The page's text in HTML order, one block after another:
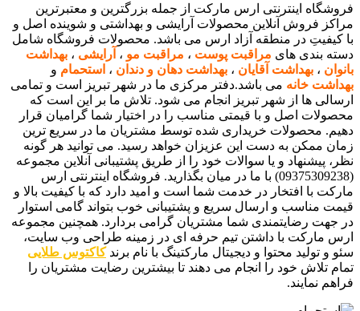
فروشگاه اینترنتی ارس مارکت از جمله بزرگترین و معتبرترین
مراکز فروش آنلاین محصولات آرایشی و بهداشتی و شوینده اصل و
با کیفیتِ در منطقه آزاد ارس می باشد. محصولات فروشگاه شامل
دسته بندی های مراقبت پوست ، مراقبت مو ، آرایشی ، بهداشت
بانوان ، بهداشت آقایان ، بهداشت دهان و دندان ، استحمام و
بهداشت خانه می باشد.دفتر مرکزی ما در شهر تبریز است و تمامی
ارسالی ها از شهر تبریز انجام می شود. تلاش ما بر این است که
محصولات اصل و با قیمتی مناسب را در اختیار شما گرامیان قرار
دهیم. محصولات خریداری شده توسط مشتریان ما در سریع ترین
زمان ممکن به دست این عزیزان خواهد رسید. می توانید هر گونه
نظر، پیشنهاد و یا سوالات خود را از طریق پشتیبانی آنلاین مجموعه
(09375309238) با ما در میان بگذارید. فروشگاه اینترنتی ارس
مارکت با افتخار در خدمت شما است و امید دارد که با کیفیت بالا و
قیمت مناسب و ارسال سریع و پشتیبانی خوب بتواند گامی استوار
در جهت رضایتمندی شما مشتریان گرامی بردارد. همچنین مجموعه
ارس مارکت با داشتن تیم حرفه ای در زمینه طراحی وب سایت،
سئو و تولید محتوا و دیجیتال مارکتینگ با نام برندکاکتوس طلایی
تمام تلاش خود را انجام می دهند تا بیشترین رضایت مشتریان را
فراهم نمایند.